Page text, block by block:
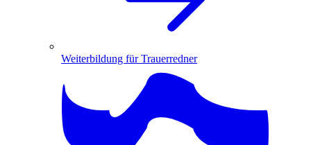
Weiterbildung für Trauerredner